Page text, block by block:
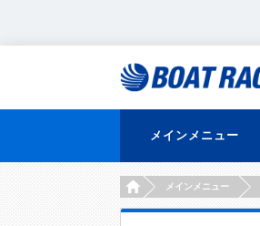
メインメニュー
HOMEメインメニュー